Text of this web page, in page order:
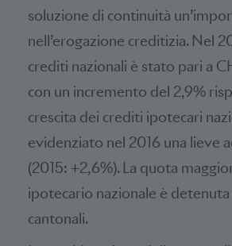
soluzione di continuità
nell’erogazione creditizia. Nel
crediti nazionali è stato pari a
con un incremento del 2,9%
crescita dei crediti ipotecari
evidenziato nel 2016 una lieve
(2015: +2,6%). La quota
ipotecario nazionale è detenuta
cantonali.